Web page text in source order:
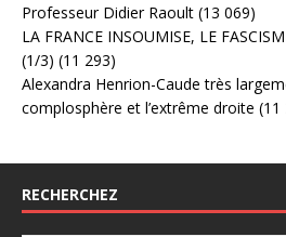
Professeur Didier Raoult (13 069)
LA FRANCE INSOUMISE, LE
(1/3) (11 293)
Alexandra Henrion-Caude très
complosphère et l’extrême droite (11
RECHERCHEZ